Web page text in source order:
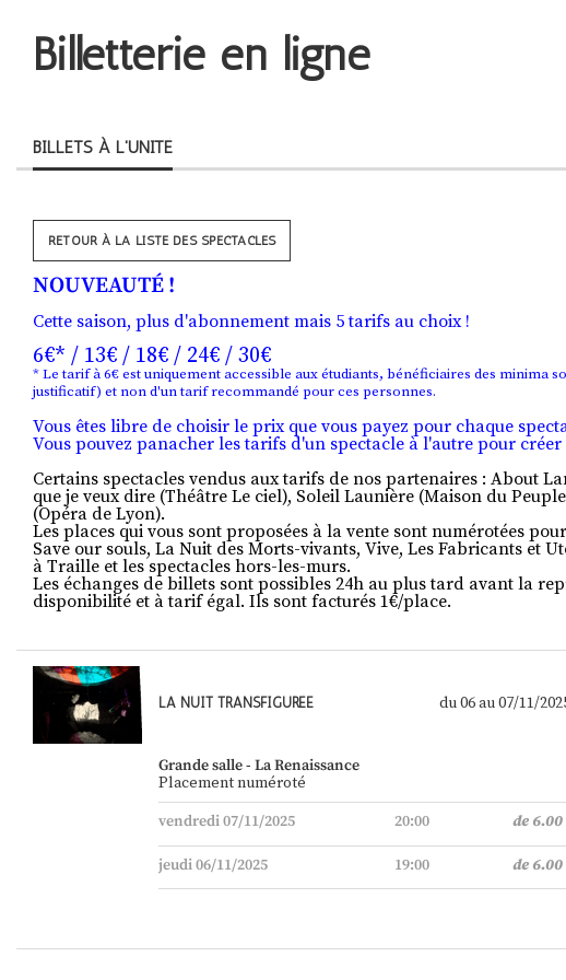
Billetterie en ligne
BILLETS À L'UNITÉ
RETOUR À LA LISTE DES SPECTACLES
NOUVEAUTÉ !
Cette saison, plus d'abonnement mais 5 tarifs au choix !
6€* / 13€ / 18€ / 24€ / 30€
* Le tarif à 6€ est uniquement accessible aux étudiants, bénéficiaires des minima
justificatif) et non d'un tarif recommandé pour ces personnes.
Vous êtes libre de choisir le prix que vous payez pour chaque
Vous pouvez panacher les tarifs d'un spectacle à l'autre pour
Certains spectacles vendus aux tarifs de nos partenaires : About
que je veux dire (Théâtre Le ciel), Soleil Launière (Maison du
(Opéra de Lyon).
Les places qui vous sont proposées à la vente sont numérotées
Save our souls, La Nuit des Morts-vivants, Vive, Les Fabricants et
à Traille et les spectacles hors-les-murs.
Les échanges de billets sont possibles 24h au plus tard avant la
disponibilité et à tarif égal. Ils sont facturés 1€/place.
LA NUIT TRANSFIGURÉE du 06au 07/11/
Grande salle - La Renaissance
Placement numéroté
vendredi 07/11/2025
20:00 de
jeudi 06/11/2025 19:00 de